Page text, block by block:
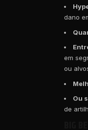
dano
em
ou
Ou
de